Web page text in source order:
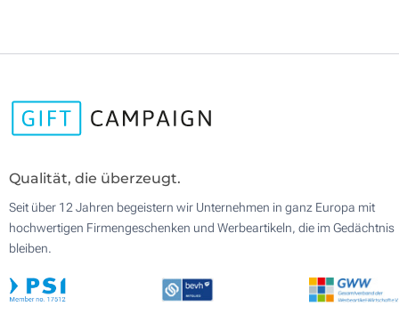
Qualität, die überzeugt.
Seit über 12 Jahren begeistern wir Unternehmen in ganz Europa mit
hochwertigen Firmengeschenken und Werbeartikeln, die im Gedächtnis
bleiben.